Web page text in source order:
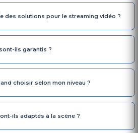
des solutions pour le streaming vidéo ?
ils garantis ?
choisir selon mon niveau ?
ils adaptés à la scène ?